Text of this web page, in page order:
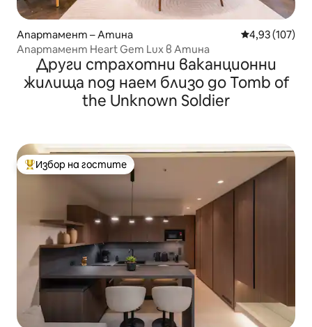
Апартамент – Атина Средна
4,93 (107)
Апартамент Heart Gem Lux в Атина
Други страхотни ваканционни
жилища под наем близо до Tomb of
the Unknown Soldier
Най-популярен избор на гостите
Избор на гостите